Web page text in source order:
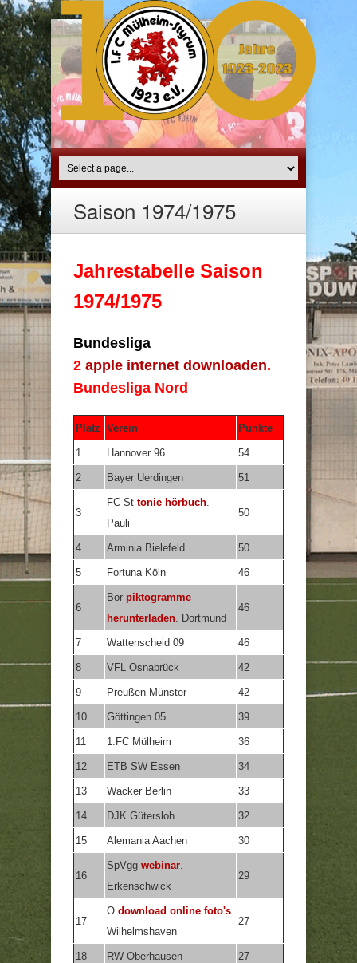
Saison 1974/1975
Jahrestabelle Saison
1974/1975
Bundesliga
2 apple internet downloaden.
Bundesliga Nord
Platz Verein Punkte
1 Hannover 96 54
2 Bayer Uerdingen 51
3
FC St tonie hörbuch
Pauli
50
4 Arminia Bielefeld 50
5 Fortuna Köln 46
6
Bor piktogramme
herunterladen . Dortmund
46
7 Wattenscheid 09 46
8 VFL Osnabrück 42
9 Preußen Münster 42
10 Göttingen 05 39
11 1.FC Mülheim 36
12 ETB SW Essen 34
13 Wacker Berlin 33
14 DJK Gütersloh 32
15 Alemania Aachen 30
16
SpVgg webinar
Erkenschwick
29
17
O download online foto's
Wilhelmshaven
27
18 RW Oberhausen 27